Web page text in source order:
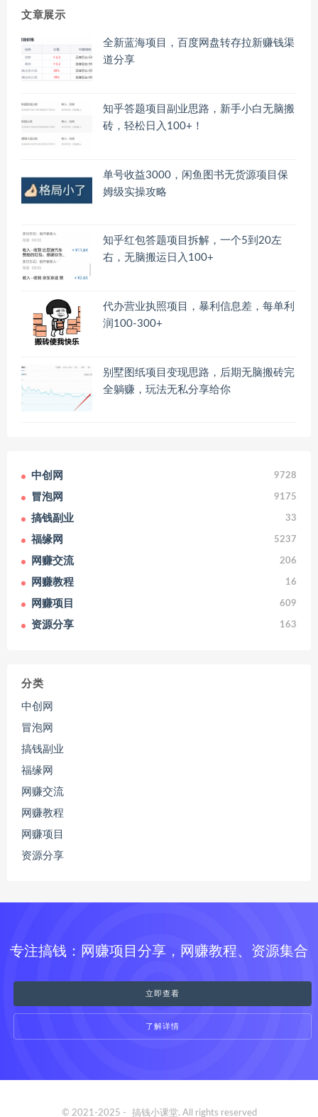
文章展示
全新蓝海项目，百度网盘转存拉新赚钱渠
道分享
知乎答题项目副业思路，新手小白无脑搬
砖，轻松日入100+！
单号收益3000，闲鱼图书无货源项目保
姆级实操攻略
知乎红包答题项目拆解，一个5到20左
右，无脑搬运日入100+
代办营业执照项目，暴利信息差，每单利
润100-300+
别墅图纸项目变现思路，后期无脑搬砖完
全躺赚，玩法无私分享给你
中创网 9728
冒泡网 9175
搞钱副业 33
福缘网 5237
网赚交流 206
网赚教程 16
网赚项目 609
资源分享 163
分类
中创网
冒泡网
搞钱副业
福缘网
网赚交流
网赚教程
网赚项目
资源分享
专注搞钱：网赚项目分享，网赚教程、资源集合
立即查看
了解详情
© 2021-2025 - 搞钱小课堂. All rights reserved